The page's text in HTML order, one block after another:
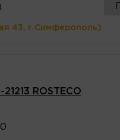
43, г.Симферополь)
ROSTECO